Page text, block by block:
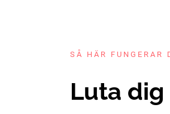
SÅ HÄR FUNGERAR
Luta